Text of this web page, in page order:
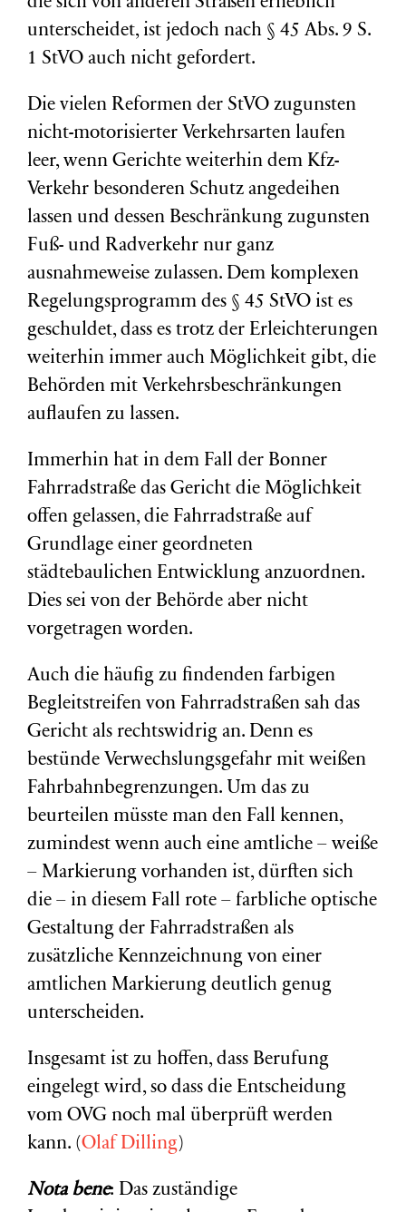
unterscheidet, ist jedoch nach § 45 Abs. 9 S.
1 StVO auch nicht gefordert.
Die vielen Reformen der StVO zugunsten
nicht-motorisierter Verkehrsarten laufen
leer, wenn Gerichte weiterhin dem Kfz-
Verkehr besonderen Schutz angedeihen
lassen und dessen Beschränkung zugunsten
Fuß- und Radverkehr nur ganz
ausnahmeweise zulassen. Dem komplexen
Regelungsprogramm des § 45 StVO ist es
geschuldet, dass es trotz der Erleichterungen
weiterhin immer auch Möglichkeit gibt, die
Behörden mit Verkehrsbeschränkungen
auflaufen zu lassen.
Immerhin hat in dem Fall der Bonner
Fahrradstraße das Gericht die Möglichkeit
offen gelassen, die Fahrradstraße auf
Grundlage einer geordneten
städtebaulichen Entwicklung anzuordnen.
Dies sei von der Behörde aber nicht
vorgetragen worden.
Auch die häufig zu findenden farbigen
Begleitstreifen von Fahrradstraßen sah das
Gericht als rechtswidrig an. Denn es
bestünde Verwechslungsgefahr mit weißen
Fahrbahnbegrenzungen. Um das zu
beurteilen müsste man den Fall kennen,
zumindest wenn auch eine amtliche – weiße
– Markierung vorhanden ist, dürften sich
die – in diesem Fall rote – farbliche optische
Gestaltung der Fahrradstraßen als
zusätzliche Kennzeichnung von einer
amtlichen Markierung deutlich genug
unterscheiden.
Insgesamt ist zu hoffen, dass Berufung
eingelegt wird, so dass die Entscheidung
vom OVG noch mal überprüft werden
kann. (Olaf Dilling)
Nota bene: Das zuständige